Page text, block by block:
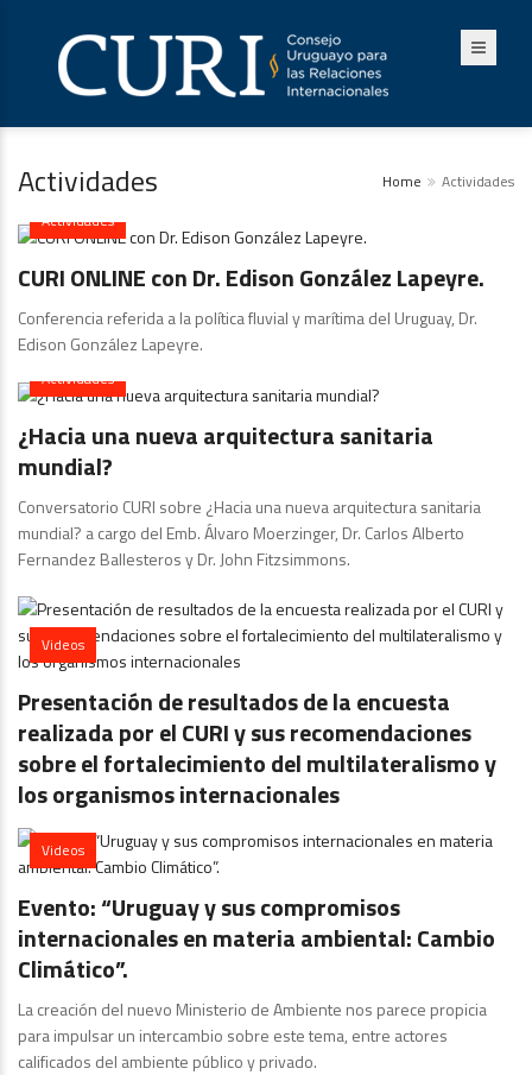
Actividades Home
Actividades
Actividades
CURI ONLINE con Dr. Edison González Lapeyre.
Conferencia referida a la política fluvial y marítima del Uruguay, Dr.
Edison González Lapeyre.
Actividades
¿Hacia una nueva arquitectura sanitaria
mundial?
Conversatorio CURI sobre ¿Hacia una nueva arquitectura sanitaria
mundial? a cargo del Emb. Álvaro Moerzinger, Dr. Carlos Alberto
Fernandez Ballesteros y Dr. John Fitzsimmons.
Videos
Presentación de resultados de la encuesta
realizada por el CURI y sus recomendaciones
sobre el fortalecimiento del multilateralismo y
los organismos internacionales
Videos
Evento: “Uruguay y sus compromisos
internacionales en materia ambiental: Cambio
Climático”.
La creación del nuevo Ministerio de Ambiente nos parece propicia
para impulsar un intercambio sobre este tema, entre actores
calificados del ambiente público y privado.